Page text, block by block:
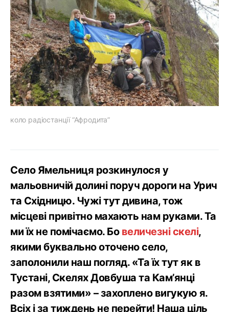
коло радіостанції “Афродита”
Село Ямельниця розкинулося у
мальовничій долині поруч дороги на Урич
та Східницю. Чужі тут дивина, тож
місцеві привітно махають нам руками. Та
ми їх не помічаємо. Бо величезні скелі,
якими буквально оточено село,
заполонили наш погляд. «Та їх тут як в
Тустані, Скелях Довбуша та Кам’янці
разом взятими» – захоплено вигукую я.
Всіх і за тиждень не перейти! Наша ціль